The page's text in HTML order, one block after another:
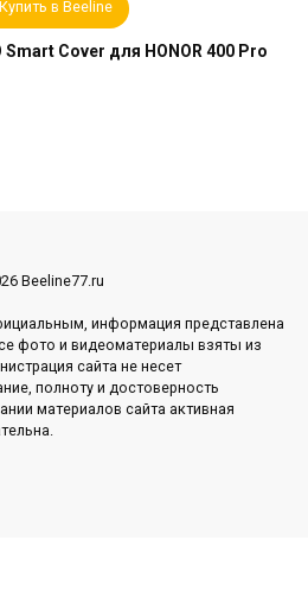
Купить в Beeline
Cover для HONOR 400 Pro
Beeline77.ru
информация представлена
фото и видеоматериалы взяты из
сайта не несет
полноту и достоверность
материалов сайта активная